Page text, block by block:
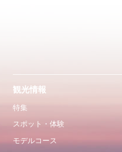
観光情報
特集
スポット・体験
モデルコース